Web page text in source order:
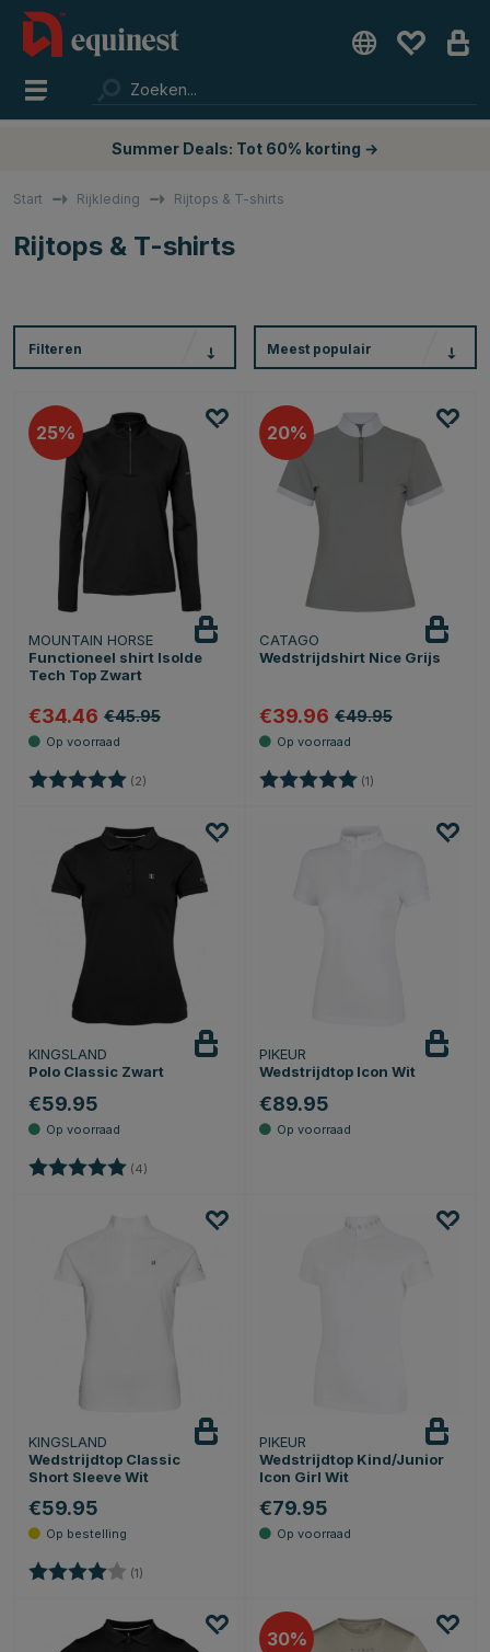
Summer Deals: Tot 60% korting →
Start Rijkleding Rijtops & T-shirts
Rijtops & T-shirts
Filteren Meest populair
25
MOUNTAIN HORSE
Functioneel shirt Isolde
Tech Top Zwart
€34.46 €45.95
Beoordeling: (2)
20
CATAGO
Wedstrijdshirt Nice Grijs
€39.96 €49.95
Beoordeling: (1)
KINGSLAND
Polo Classic Zwart
€59.95
Beoordeling: (4)
PIKEUR
Wedstrijdtop Icon Wit
€89.95
KINGSLAND
Wedstrijdtop Classic
Short Sleeve Wit
€59.95
Beoordeling: (1)
PIKEUR
Wedstrijdtop Kind/Junior
Icon Girl Wit
€79.95
30